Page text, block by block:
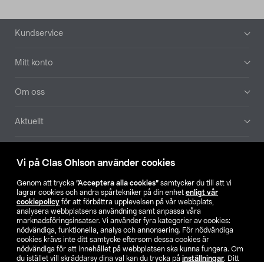
Vi på Clas Ohlson använder cookies
Genom att trycka ”Acceptera alla cookies” samtycker du till att vi
lagrar cookies och andra spårtekniker på din enhet enligt vår
cookiepolicy för att förbättra upplevelsen på vår webbplats,
analysera webbplatsens användning samt anpassa våra
marknadsföringsinsatser. Vi använder fyra kategorier av cookies:
nödvändiga, funktionella, analys och annonsering. För nödvändiga
cookies krävs inte ditt samtycke eftersom dessa cookies är
nödvändiga för att innehållet på webbplatsen ska kunna fungera. Om
du istället vill skräddarsy dina val kan du trycka på inställningar. Ditt
Sidfot
Kundservice
Mitt konto
Om oss
Aktuellt
Hitta butik
SE NO FI